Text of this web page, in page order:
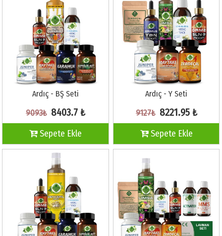
Ardıç - BŞ Seti
9093₺ 8403.7 ₺
Sepete Ekle
Ardıç - Y Seti
9127₺ 8221.95 ₺
Sepete Ekle